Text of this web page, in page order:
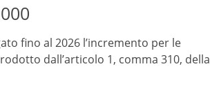
fino al 2026 l’incremento per le
dall’articolo 1, comma 310, della